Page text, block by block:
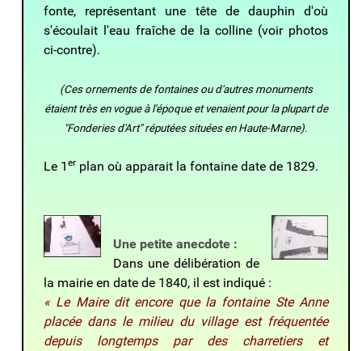
fonte, représentant une tête de dauphin d'où
s'écoulait l'eau fraîche de la colline (voir photos
ci-contre).
(Ces ornements de fontaines ou d'autres monuments
étaient très en vogue à l'époque et venaient pour la plupart de
"Fonderies d'Art" réputées situées en Haute-Marne).
Le 1er plan où apparait la fontaine date de 1829.
Une petite anecdote :
Dans une délibération de
la mairie en date de 1840, il est indiqué :
« Le Maire dit encore que la fontaine Ste Anne
placée dans le milieu du village est fréquentée
depuis longtemps par des charretiers et